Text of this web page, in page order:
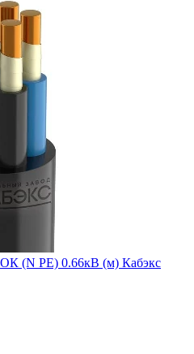
(N PE) 0.66кВ (м) Кабэкс